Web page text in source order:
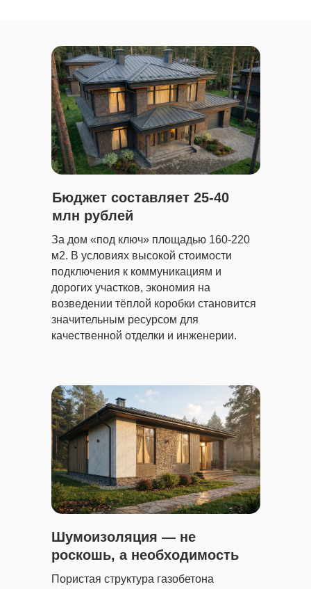
Пористая структура газобетона
Шумоизоляция — не
роскошь, а необходимость
За дом «под ключ» площадью 160-220
м2. В условиях высокой стоимости
подключения к коммуникациям и
дорогих участков, экономия на
возведении тёплой коробки становится
значительным ресурсом для
качественной отделки и инженерии.
Бюджет составляет 25-40
млн рублей